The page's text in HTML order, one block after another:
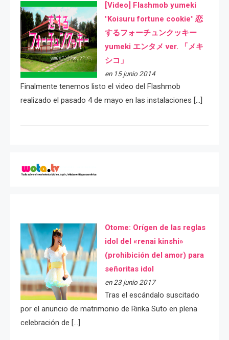
[Video] Flashmob yumeki
"Koisuru fortune cookie" 恋
するフォーチュンクッキー
yumeki エンタメ ver. 「メキ
シコ」
en 15 junio 2014
Finalmente tenemos listo el video del Flashmob
realizado el pasado 4 de mayo en las instalaciones […]
Otome: Orígen de las reglas
idol del «renai kinshi»
(prohibición del amor) para
señoritas idol
en 23 junio 2017
Tras el escándalo suscitado
por el anuncio de matrimonio de Ririka Suto en plena
celebración de […]